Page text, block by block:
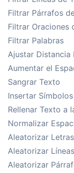
Filtrar Párrafos
Filtrar Oraciones
Filtrar Palabras
Ajustar Distancia
Aumentar el
Sangrar Texto
Insertar
Rellenar Texto a
Normalizar
Aleatorizar Letras
Aleatorizar
Aleatorizar